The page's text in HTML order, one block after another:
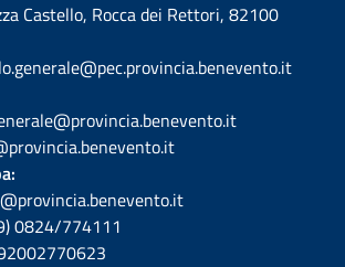
Castello, Rocca dei Rettori, 82100
0824/774111